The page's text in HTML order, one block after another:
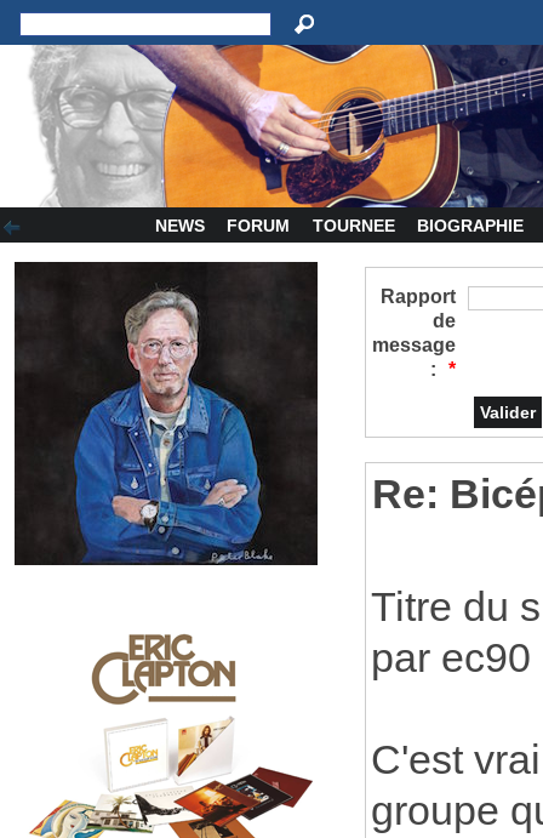
NEWS FORUM TOURNEE BIOGRAPHIE
Rapport
de
message
:
*
Re:
Titre du
par
C'est
groupe